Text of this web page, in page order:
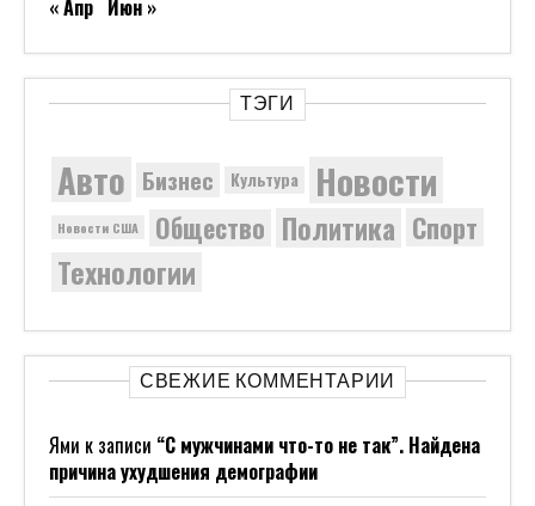
« Апр Июн »
ТЭГИ
Авто Бизнес Культура Новости
Новости США Общество Политика Спорт
Технологии
СВЕЖИЕ КОММЕНТАРИИ
Ями к записи “С мужчинами что-то не так”. Найдена
причина ухудшения демографии